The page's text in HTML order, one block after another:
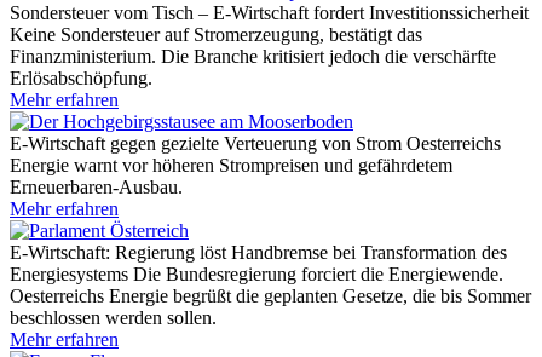
Sondersteuer vom Tisch – E-Wirtschaft fordert Investitionssicherheit
Keine Sondersteuer auf Stromerzeugung, bestätigt das
Finanzministerium. Die Branche kritisiert jedoch die verschärfte
Erlösabschöpfung.
Mehr erfahren
E-Wirtschaft gegen gezielte Verteuerung von Strom Oesterreichs
Energie warnt vor höheren Strompreisen und gefährdetem
Erneuerbaren-Ausbau.
Mehr erfahren
E-Wirtschaft: Regierung löst Handbremse bei Transformation des
Energiesystems Die Bundesregierung forciert die Energiewende.
Oesterreichs Energie begrüßt die geplanten Gesetze, die bis Sommer
beschlossen werden sollen.
Mehr erfahren